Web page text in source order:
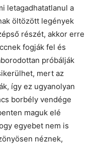
letagadhatatlanul a
öltözött legények
részét, akkor erre
fogják fel és
próbálják
mert az
így ez ugyanolyan
borbély vendége
maguk elé
egyebet nem is
néznek,